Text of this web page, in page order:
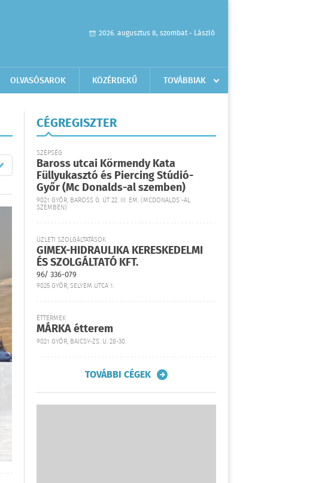
2026. augusztus 8, szombat - László
OLVASÓSAROK KÖZÉRDEKŰ TOVÁBBIAK
CÉGREGISZTER
SZÉPSÉG
Baross utcai Körmendy Kata
Füllyukasztó és Piercing Stúdió-
Győr (Mc Donalds-al szemben)
9021 GYŐR, BAROSS G. ÚT 22. III. EM. (MCDONALDS´-AL
SZEMBEN)
ÜZLETI SZOLGÁLTATÁSOK
GIMEX-HIDRAULIKA KERESKEDELMI
ÉS SZOLGÁLTATÓ KFT.
96/ 336-079
9025 GYŐR, SELYEM UTCA 1.
ÉTTERMEK
MÁRKA étterem
9021 GYŐR, BAJCSY-ZS. U. 28-30.
TOVÁBBI CÉGEK